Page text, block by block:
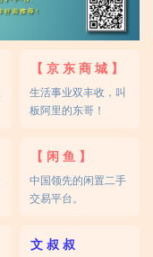
【 京 东 商 城 】
生活事业双丰收，叫
板阿里的东哥！
【 闲 鱼 】
中国领先的闲置二手
交易平台。
文 叔 叔